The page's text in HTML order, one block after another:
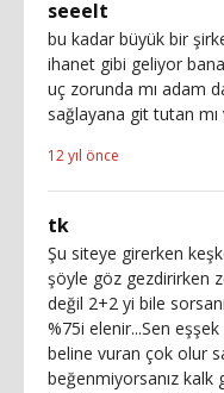
seeelt
bu kadar büyük bir
ihanet gibi geliyor
uç zorunda mı adam
sağlayana git tutan
12 yıl önce
tk
Şu siteye girerken
şöyle göz gezdirirken
değil 2+2 yi bile
%75i elenir...Sen
beline vuran çok olur
beğenmiyorsanız kalk